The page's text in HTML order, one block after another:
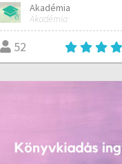
Akadémia
Akadémia
52